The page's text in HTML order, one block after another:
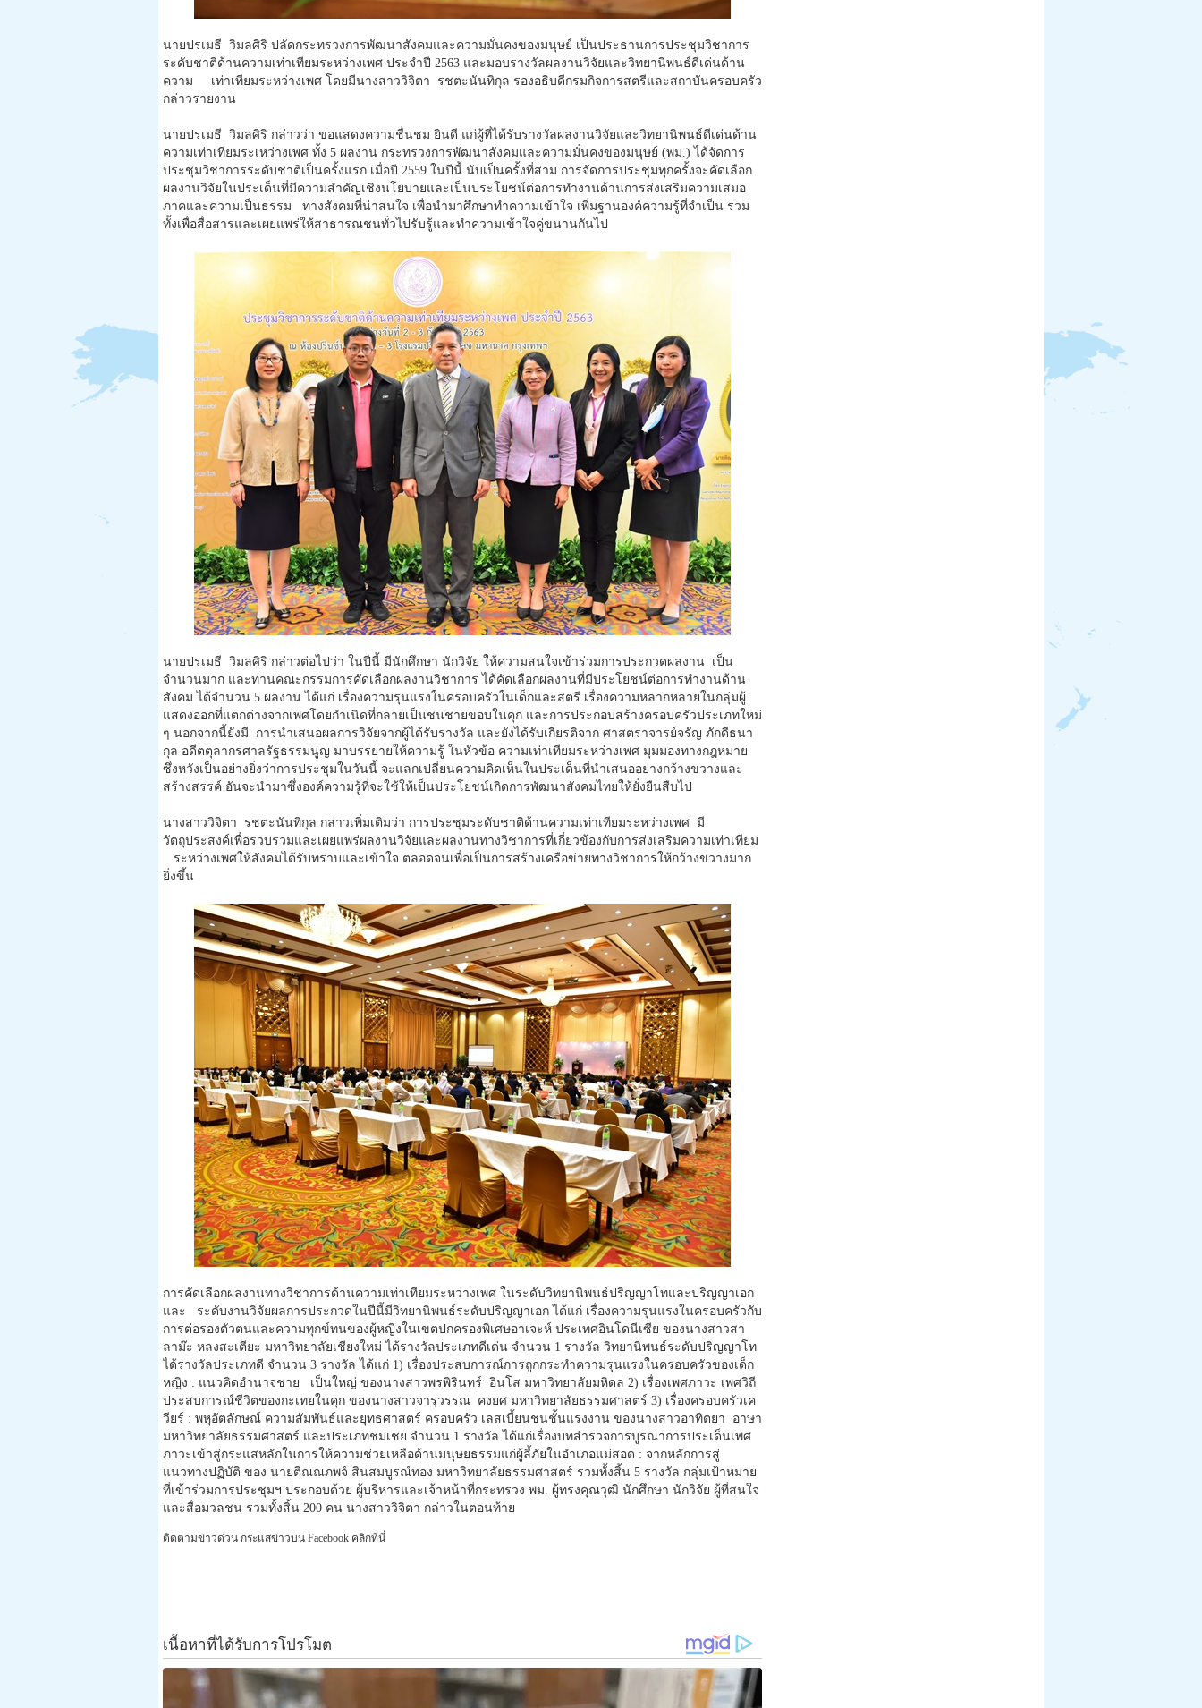
นายปรเมธี วิมลศิริ ปลัดกระทรวงการพัฒนาสังคมและความมั่นคงของมนุษย์ เป็นประธานการประชุมวิชาการ
ระดับชาติด้านความเท่าเทียมระหว่างเพศ ประจำปี 2563 และมอบรางวัลผลงานวิจัยและวิทยานิพนธ์ดีเด่นด้าน
ความ เท่าเทียมระหว่างเพศ โดยมีนางสาววิจิตา รชตะนันทิกุล รองอธิบดีกรมกิจการสตรีและสถาบันครอบครัว
กล่าวรายงาน
นายปรเมธี วิมลศิริ กล่าวว่า ขอแสดงความชื่นชม ยินดี แก่ผู้ที่ได้รับรางวัลผลงานวิจัยและวิทยานิพนธ์ดีเด่นด้าน
ความเท่าเทียมระเหว่างเพศ ทั้ง 5 ผลงาน กระทรวงการพัฒนาสังคมและความมั่นคงของมนุษย์ (พม.) ได้จัดการ
ประชุมวิชาการระดับชาติเป็นครั้งแรก เมื่อปี 2559 ในปีนี้ นับเป็นครั้งที่สาม การจัดการประชุมทุกครั้งจะคัดเลือก
ผลงานวิจัยในประเด็นที่มีความสำคัญเชิงนโยบายและเป็นประโยชน์ต่อการทำงานด้านการส่งเสริมความเสมอ
ภาคและความเป็นธรรม ทางสังคมที่น่าสนใจ เพื่อนำมาศึกษาทำความเข้าใจ เพิ่มฐานองค์ความรู้ที่จำเป็น รวม
ทั้งเพื่อสื่อสารและเผยแพร่ให้สาธารณชนทั่วไปรับรู้และทำความเข้าใจคู่ขนานกันไป
นายปรเมธี วิมลศิริ กล่าวต่อไปว่า ในปีนี้ มีนักศึกษา นักวิจัย ให้ความสนใจเข้าร่วมการประกวดผลงาน เป็น
จำนวนมาก และท่านคณะกรรมการคัดเลือกผลงานวิชาการ ได้คัดเลือกผลงานที่มีประโยชน์ต่อการทำงานด้าน
สังคม ได้จำนวน 5 ผลงาน ได้แก่ เรื่องความรุนแรงในครอบครัวในเด็กและสตรี เรื่องความหลากหลายในกลุ่มผู้
แสดงออกที่แตกต่างจากเพศโดยกำเนิดที่กลายเป็นชนชายขอบในคุก และการประกอบสร้างครอบครัวประเภทใหม่
ๆ นอกจากนี้ยังมี การนำเสนอผลการวิจัยจากผู้ได้รับรางวัล และยังได้รับเกียรติจาก ศาสตราจารย์จรัญ ภักดีธนา
กุล อดีตตุลากรศาลรัฐธรรมนูญ มาบรรยายให้ความรู้ ในหัวข้อ ความเท่าเทียมระหว่างเพศ มุมมองทางกฎหมาย
ซึ่งหวังเป็นอย่างยิ่งว่าการประชุมในวันนี้ จะแลกเปลี่ยนความคิดเห็นในประเด็นที่นำเสนออย่างกว้างขวางและ
สร้างสรรค์ อันจะนำมาซึ่งองค์ความรู้ที่จะใช้ให้เป็นประโยชน์เกิดการพัฒนาสังคมไทยให้ยั่งยืนสืบไป
นางสาววิจิตา รชตะนันทิกุล กล่าวเพิ่มเติมว่า การประชุมระดับชาติด้านความเท่าเทียมระหว่างเพศ มี
วัตถุประสงค์เพื่อรวบรวมและเผยแพร่ผลงานวิจัยและผลงานทางวิชาการที่เกี่ยวข้องกับการส่งเสริมความเท่าเทียม
ระหว่างเพศให้สังคมได้รับทราบและเข้าใจ ตลอดจนเพื่อเป็นการสร้างเครือข่ายทางวิชาการให้กว้างขวางมาก
ยิ่งขึ้น
การคัดเลือกผลงานทางวิชาการด้านความเท่าเทียมระหว่างเพศ ในระดับวิทยานิพนธ์ปริญญาโทและปริญญาเอก
และ ระดับงานวิจัยผลการประกวดในปีนี้มีวิทยานิพนธ์ระดับปริญญาเอก ได้แก่ เรื่องความรุนแรงในครอบครัวกับ
การต่อรองตัวตนและความทุกข์ทนของผู้หญิงในเขตปกครองพิเศษอาเจะห์ ประเทศอินโดนีเซีย ของนางสาวสา
ลาม๊ะ หลงสะเตียะ มหาวิทยาลัยเชียงใหม่ ได้รางวัลประเภทดีเด่น จำนวน 1 รางวัล วิทยานิพนธ์ระดับปริญญาโท
ได้รางวัลประเภทดี จำนวน 3 รางวัล ได้แก่ 1) เรื่องประสบการณ์การถูกกระทำความรุนแรงในครอบครัวของเด็ก
หญิง : แนวคิดอำนาจชาย เป็นใหญ่ ของนางสาวพรพิรินทร์ อินโส มหาวิทยาลัยมหิดล 2) เรื่องเพศภาวะ เพศวิถี
ประสบการณ์ชีวิตของกะเทยในคุก ของนางสาวจารุวรรณ คงยศ มหาวิทยาลัยธรรมศาสตร์ 3) เรื่องครอบครัวเค
วียร์ : พหุอัตลักษณ์ ความสัมพันธ์และยุทธศาสตร์ ครอบครัว เลสเบี้ยนชนชั้นแรงงาน ของนางสาวอาทิตยา อาษา
มหาวิทยาลัยธรรมศาสตร์ และประเภทชมเชย จำนวน 1 รางวัล ได้แก่เรื่องบทสำรวจการบูรณาการประเด็นเพศ
ภาวะเข้าสู่กระแสหลักในการให้ความช่วยเหลือด้านมนุษยธรรมแก่ผู้ลี้ภัยในอำเภอแม่สอด : จากหลักการสู่
แนวทางปฏิบัติ ของ นายติณณภพจ์ สินสมบูรณ์ทอง มหาวิทยาลัยธรรมศาสตร์ รวมทั้งสิ้น 5 รางวัล กลุ่มเป้าหมาย
ที่เข้าร่วมการประชุมฯ ประกอบด้วย ผู้บริหารและเจ้าหน้าที่กระทรวง พม. ผู้ทรงคุณวุฒิ นักศึกษา นักวิจัย ผู้ที่สนใจ
และสื่อมวลชน รวมทั้งสิ้น 200 คน นางสาววิจิตา กล่าวในตอนท้าย
ติดตามข่าวด่วน กระแสข่าวบน Facebook คลิกที่นี่